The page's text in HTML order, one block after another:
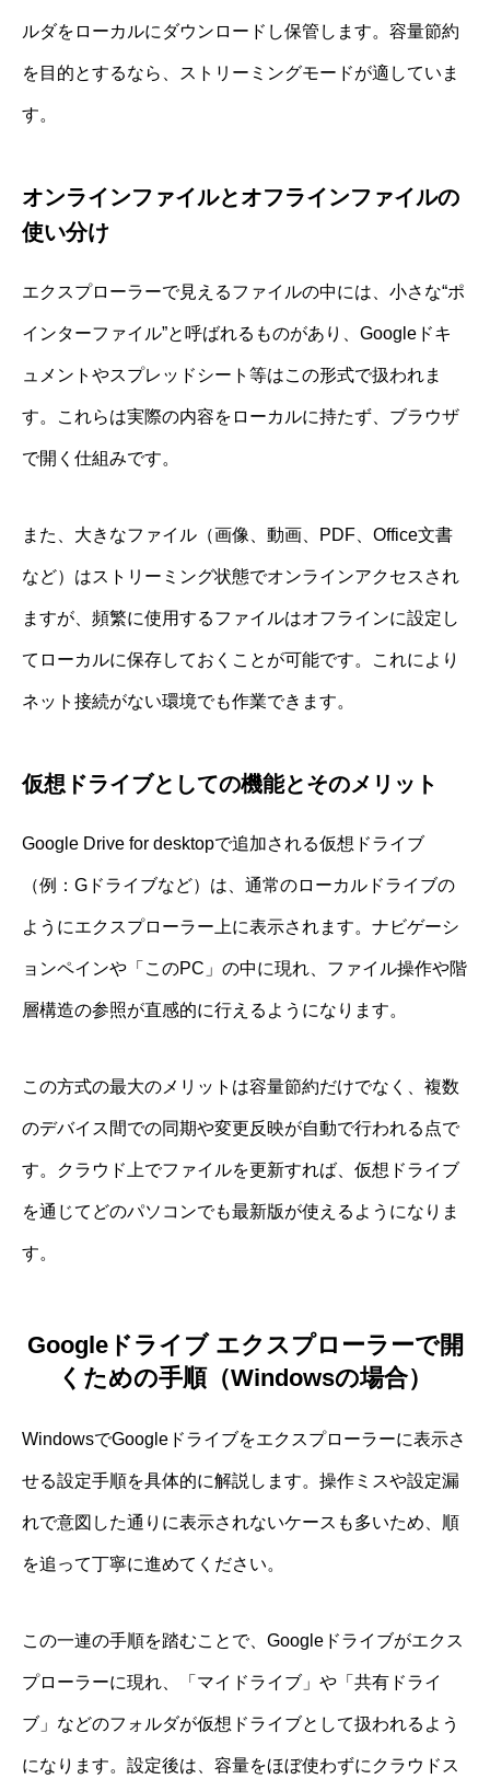
ルダをローカルにダウンロードし保管します。容量節約
を目的とするなら、ストリーミングモードが適していま
す。
オンラインファイルとオフラインファイルの
使い分け
エクスプローラーで見えるファイルの中には、小さな“ポ
インターファイル”と呼ばれるものがあり、Googleドキ
ュメントやスプレッドシート等はこの形式で扱われま
す。これらは実際の内容をローカルに持たず、ブラウザ
で開く仕組みです。
また、大きなファイル（画像、動画、PDF、Office文書
など）はストリーミング状態でオンラインアクセスされ
ますが、頻繁に使用するファイルはオフラインに設定し
てローカルに保存しておくことが可能です。これにより
ネット接続がない環境でも作業できます。
仮想ドライブとしての機能とそのメリット
Google Drive for desktopで追加される仮想ドライブ
（例：Gドライブなど）は、通常のローカルドライブの
ようにエクスプローラー上に表示されます。ナビゲーシ
ョンペインや「このPC」の中に現れ、ファイル操作や階
層構造の参照が直感的に行えるようになります。
この方式の最大のメリットは容量節約だけでなく、複数
のデバイス間での同期や変更反映が自動で行われる点で
す。クラウド上でファイルを更新すれば、仮想ドライブ
を通じてどのパソコンでも最新版が使えるようになりま
す。
Googleドライブ エクスプローラーで開
くための手順（Windowsの場合）
WindowsでGoogleドライブをエクスプローラーに表示さ
せる設定手順を具体的に解説します。操作ミスや設定漏
れで意図した通りに表示されないケースも多いため、順
を追って丁寧に進めてください。
この一連の手順を踏むことで、Googleドライブがエクス
プローラーに現れ、「マイドライブ」や「共有ドライ
ブ」などのフォルダが仮想ドライブとして扱われるよう
になります。設定後は、容量をほぼ使わずにクラウドス